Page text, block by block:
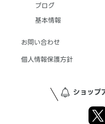
ブログ
基本情報
お問い合わせ
個人情報保護方針
ショップ